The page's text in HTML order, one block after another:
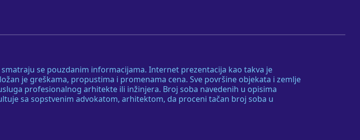
se pouzdanim informacijama. Internet prezentacija kao takva je
je greškama, propustima i promenama cena. Sve površine objekata i zemlje
profesionalnog arhitekte ili inžinjera. Broj soba navedenih u opisima
sa sopstvenim advokatom, arhitektom, da proceni tačan broj soba u